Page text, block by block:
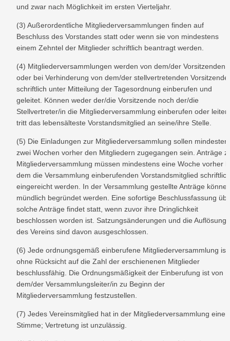
und zwar nach Möglichkeit im ersten Vierteljahr.
(3) Außerordentliche Mitgliederversammlungen finden auf
Beschluss des Vorstandes statt oder wenn sie von mindestens
einem Zehntel der Mitglieder schriftlich beantragt werden.
(4) Mitgliederversammlungen werden von dem/der Vorsitzenden
oder bei Verhinderung von dem/der stellvertretenden
schriftlich unter Mitteilung der Tagesordnung einberufen und
geleitet. Können weder der/die Vorsitzende noch der/die
Stellvertreter/in die Mitgliederversammlung einberufen oder
tritt das lebensälteste Vorstandsmitglied an seine/ihre Stelle.
(5) Die Einladungen zur Mitgliederversammlung sollen
zwei Wochen vorher den Mitgliedern zugegangen sein. Anträge
Mitgliederversammlung müssen mindestens eine Woche vorher
dem die Versammlung einberufenden Vorstandsmitglied schriftlich
eingereicht werden. In der Versammlung gestellte Anträge
mündlich begründet werden. Eine sofortige Beschlussfassung
solche Anträge findet statt, wenn zuvor ihre Dringlichkeit
beschlossen worden ist. Satzungsänderungen und die Auflösung
des Vereins sind davon ausgeschlossen.
(6) Jede ordnungsgemäß einberufene Mitgliederversammlung ist
ohne Rücksicht auf die Zahl der erschienenen Mitglieder
beschlussfähig. Die Ordnungsmäßigkeit der Einberufung ist von
dem/der Versammlungsleiter/in zu Beginn der
Mitgliederversammlung festzustellen.
(7) Jedes Vereinsmitglied hat in der Mitgliederversammlung eine
Stimme; Vertretung ist unzulässig.